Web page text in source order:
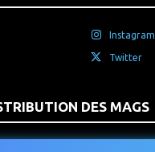
Instagram
Twitter
DES MAGS